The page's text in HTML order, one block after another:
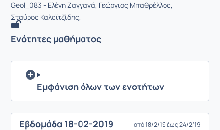
Geol_083 - Ελένη Ζαγγανά, Γεώργιος Μπαθρέλλος,
Σταύρος Καλαϊτζίδης,
Ενότητες μαθήματος
Εμφάνιση όλων των ενοτήτων
Eβδομάδα 18-02-2019 από 18/2/19 έως 24/2/19